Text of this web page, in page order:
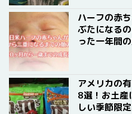
ハーフの赤
ぶたになる
った一年間
アメリカの
8選！お土産
しい季節限